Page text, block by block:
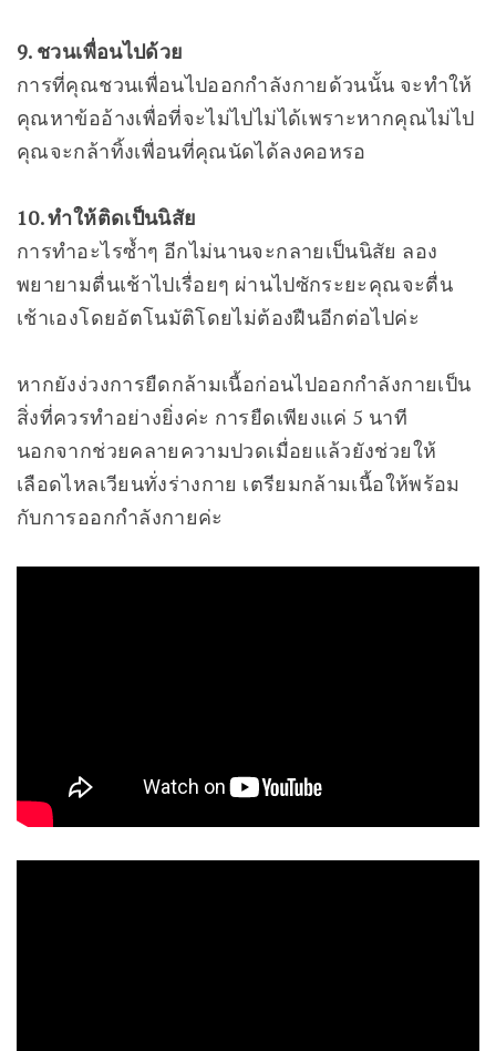
9. ชวนเพื่อนไปด้วย
การที่คุณชวนเพื่อนไปออกกำลังกายด้วนนั้น จะทำให้
คุณหาข้ออ้างเพื่อที่จะไม่ไปไม่ได้เพราะหากคุณไม่ไป
คุณจะกล้าทิ้งเพื่อนที่คุณนัดได้ลงคอหรอ
10. ทำให้ติดเป็นนิสัย
การทำอะไรซ้ำๆ อีกไม่นานจะกลายเป็นนิสัย ลอง
พยายามตื่นเช้าไปเรื่อยๆ ผ่านไปซักระยะคุณจะตื่น
เช้าเองโดยอัตโนมัติโดยไม่ต้องฝืนอีกต่อไปค่ะ
หากยังง่วงการยืดกล้ามเนื้อก่อนไปออกกำลังกายเป็น
สิ่งที่ควรทำอย่างยิ่งค่ะ การยืดเพียงแค่ 5 นาที
นอกจากช่วยคลายความปวดเมื่อยแล้วยังช่วยให้
เลือดไหลเวียนทั่งร่างกาย เตรียมกล้ามเนื้อให้พร้อม
กับการออกกำลังกายค่ะ